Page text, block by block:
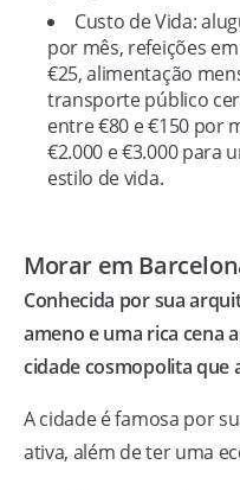
Custo de Vida:
por mês, refeições
€25, alimentação
transporte público
entre €80 e €150 por
€2.000 e €3.000 para
estilo de vida.
Morar em
Conhecida por sua
ameno e uma rica cena
cidade cosmopolita que
A cidade é famosa por
ativa, além de ter uma